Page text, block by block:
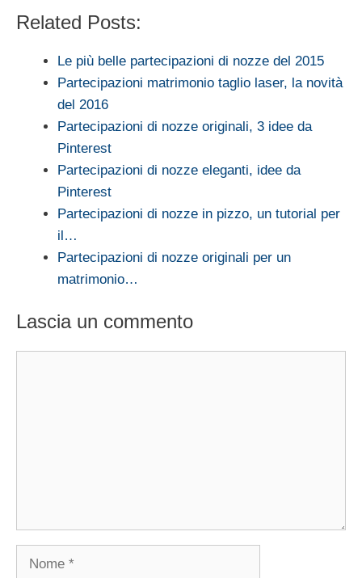
Related Posts:
Le più belle partecipazioni di nozze del 2015
Partecipazioni matrimonio taglio laser, la novità
del 2016
Partecipazioni di nozze originali, 3 idee da
Pinterest
Partecipazioni di nozze eleganti, idee da
Pinterest
Partecipazioni di nozze in pizzo, un tutorial per
il…
Partecipazioni di nozze originali per un
matrimonio…
Lascia un commento
Nome